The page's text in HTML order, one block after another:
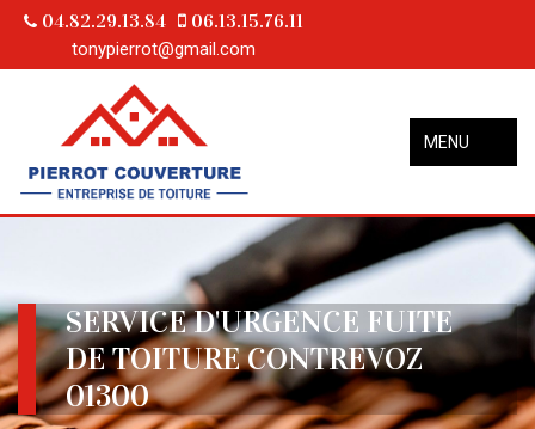
04.82.29.13.84 06.13.15.76.11
tonypierrot@gmail.com
MENU
SERVICE D'URGENCE FUITE
DE TOITURE CONTREVOZ
01300